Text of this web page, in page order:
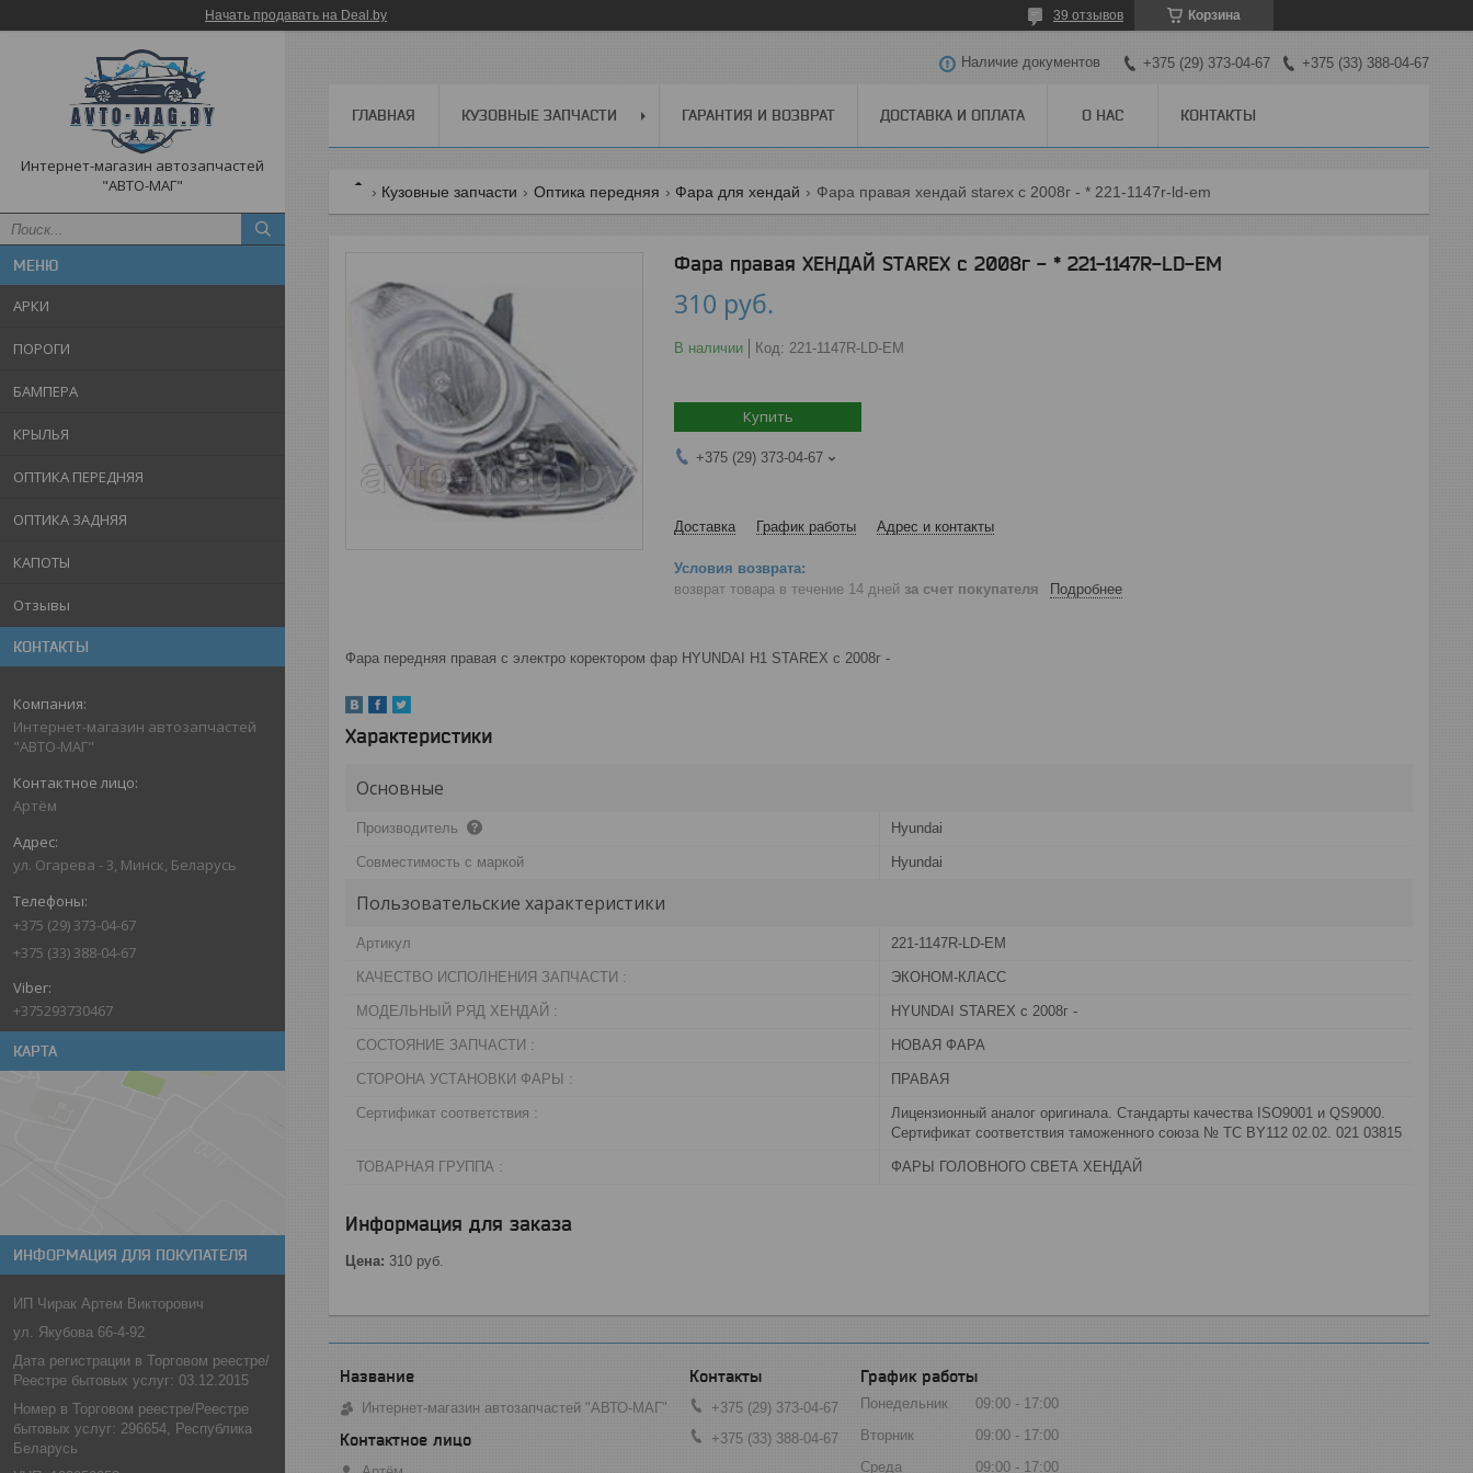
Начать продавать на Deal.by Корзина
39 отзывов
Интернет-магазин автозапчастей
"АВТО-МАГ"
АРКИ
ПОРОГИ
БАМПЕРА
КРЫЛЬЯ
ОПТИКА ПЕРЕДНЯЯ
ОПТИКА ЗАДНЯЯ
КАПОТЫ
Отзывы
КОНТАКТЫ
Интернет-магазин автозапчастей
"АВТО-МАГ"
Артём
ул. Огарева - 3, Минск, Беларусь
+375 (29) 373-04-67
+375 (33) 388-04-67
+375293730467
КАРТА
ИНФОРМАЦИЯ ДЛЯ ПОКУПАТЕЛЯ
ИП Чирак Артем Викторович
ул. Якубова 66-4-92
Дата регистрации в Торговом реестре/
Реестре бытовых услуг: 03.12.2015
Номер в Торговом реестре/Реестре
бытовых услуг: 296654, Республика
Беларусь
Наличие документов +375 (29) 373-04-67 +375 (33) 388-04-67
ГЛАВНАЯ КУЗОВНЫЕ ЗАПЧАСТИ ГАРАНТИЯ И ВОЗВРАТ ДОСТАВКА И ОПЛАТА О НАС КОНТАКТЫ
Кузовные запчасти Оптика передняя Фара для хендай Фара правая хендай stаrex с 2008г - * 221-1147r-ld-em
Фара правая ХЕНДАЙ STАREX с 2008г - * 221-1147R-LD-EM
310 руб.
В наличии Код: 221-1147R-LD-EM
Купить
+375 (29) 373-04-67
Доставка График работы Адрес и контакты
возврат товара в течение 14 дней за счет покупателя Подробнее
Фара передняя правая с электро коректором фар HYUNDAI H1 STAREX с 2008г -
Характеристики
Основные
Производитель Hyundai
Совместимость с маркой Hyundai
Пользовательские характеристики
Артикул 221-1147R-LD-EM
КАЧЕСТВО ИСПОЛНЕНИЯ ЗАПЧАСТИ : ЭКОНОМ-КЛАСС
МОДЕЛЬНЫЙ РЯД ХЕНДАЙ : HYUNDAI STAREX с 2008г -
СОСТОЯНИЕ ЗАПЧАСТИ : НОВАЯ ФАРА
СТОРОНА УСТАНОВКИ ФАРЫ : ПРАВАЯ
Сертификат соответствия :
Лицензионный аналог оригинала. Стандарты качества ISO9001 и QS9000.
Сертификат соответствия таможенного союза № ТС BY112 02.02. 021 03815
ТОВАРНАЯ ГРУППА : ФАРЫ ГОЛОВНОГО СВЕТА ХЕНДАЙ
Информация для заказа
Цена: 310 руб.
Интернет-магазин автозапчастей "АВТО-МАГ"
+375 (29) 373-04-67
+375 (33) 388-04-67
График работы
Понедельник 09:00
17:00
Вторник
09:00
17:00
Среда
09:00 17:00